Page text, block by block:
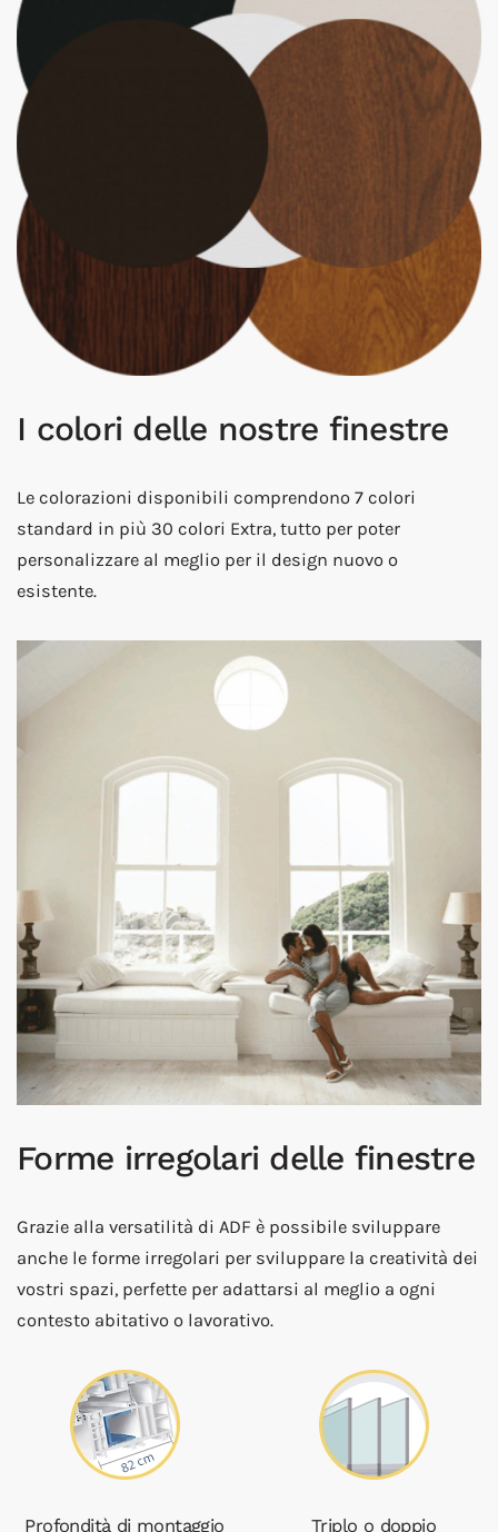
I colori delle nostre finestre
Le colorazioni disponibili comprendono 7 colori
standard in più 30 colori Extra, tutto per poter
personalizzare al meglio per il design nuovo o
esistente.
Forme irregolari delle finestre
Grazie alla versatilità di ADF è possibile sviluppare
anche le forme irregolari per sviluppare la creatività dei
vostri spazi, perfette per adattarsi al meglio a ogni
contesto abitativo o lavorativo.
Profondità di montaggio
Triplo o doppio